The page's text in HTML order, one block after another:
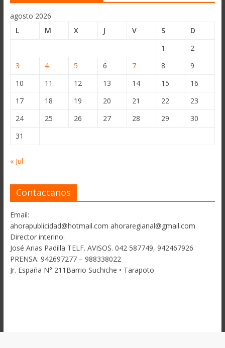
agosto 2026
L
M X J V S
D
1
2
3
4 5 6 7 8
9
10
11 12 13 14 15
16
17
18 19 20 21 22
23
24
25 26 27 28 29
30
31
« Jul
Contactanos
Email:
ahorapublicidad@hotmail.com ahoraregianal@gmail.com
Director interino:
José Arias Padilla TELF. AVISOS. 042 587749, 942467926
PRENSA: 942697277 – 988338022
Jr. España N° 211Barrio Suchiche • Tarapoto